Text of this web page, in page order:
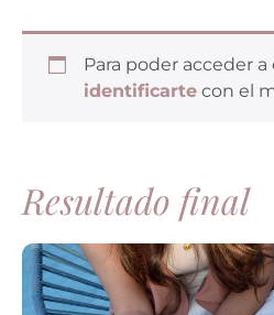
Para poder acceder
identificarte con el
Resultado final